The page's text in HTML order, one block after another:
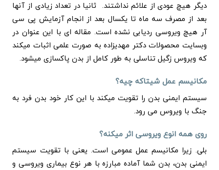
دیگر هیچ عودی از علائم نداشتند. ثانیا در تعداد زیادی از آنها
بعد از مصرف سه ماه تا یکسال بعد از انجام آزمایش پی سی
آر هیچ ویروسی ردیابی نشده است. مقاله ای با این عنوان در
وبسایت محصولات دکتر مهدیزاده به صورت علمی اثبات میکند
که ویروس زگیل تناسلی به طور کامل از بدن پاکسازی میشود.
مکانیسم عمل شیتاکه چیه؟
سیستم ایمنی بدن را تقویت میکند با این کار خود بدن فرد به
جنگ با ویروس می رود.
روی همه انوع ویروسی اثر میکنه؟
بلی. زیرا مکانیسم عمل عمومی است. یعنی با تقویت سیستم
ایمنی بدن، بدن شما آماده مبارزه با هر نوع بیماری ویروسی و